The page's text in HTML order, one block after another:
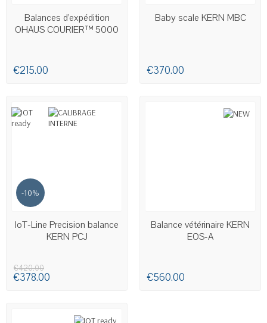
AVAILABLE
Balances d’expédition
OHAUS COURIER™ 5000
€215.00
AVAILABLE
Baby scale KERN MBC
€370.00
-10%
AVAILABLE
IoT-Line Precision balance
KERN PCJ
€420.00
€378.00
AVAILABLE
Balance vétérinaire KERN
EOS-A
€560.00